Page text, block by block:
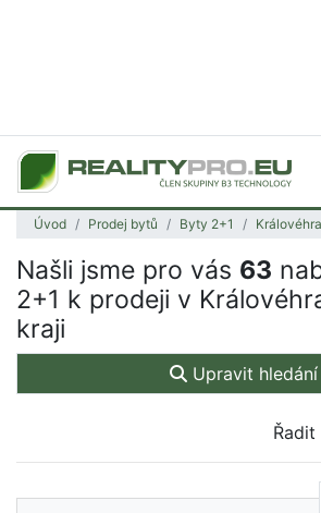
Úvod Prodej bytů Byty 2+1
Našli jsme pro vás 63
2+1 k prodeji v
kraji
Upravit hledání
Řadit